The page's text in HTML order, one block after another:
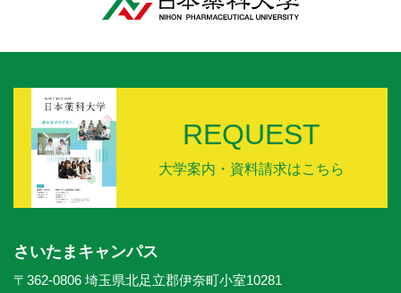
REQUEST
大学案内・資料請求はこちら
さいたまキャンパス
〒362-0806 埼玉県北足立郡伊奈町小室10281